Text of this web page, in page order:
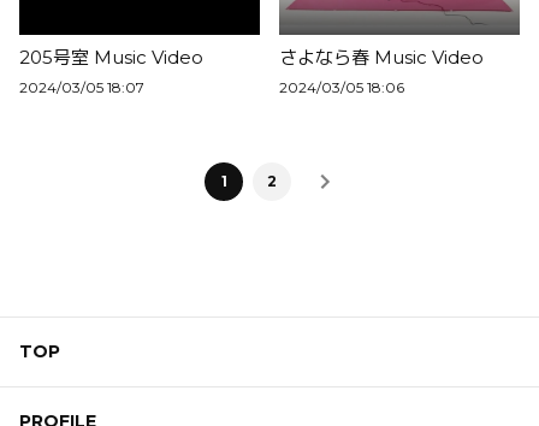
205号室 Music Video
2024/03/05 18:07
さよなら春 Music Video
2024/03/05 18:06
1 2
TOP
PROFILE